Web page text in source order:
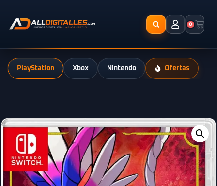
0
PlayStation Xbox Nintendo Ofertas